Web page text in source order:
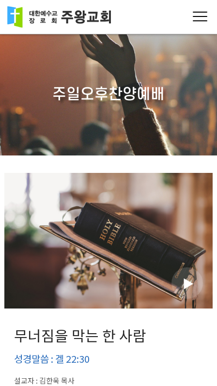
주일오후찬양예배
무너짐을 막는 한 사람
성경말씀 : 겔 22:30
설교자 : 김한욱 목사